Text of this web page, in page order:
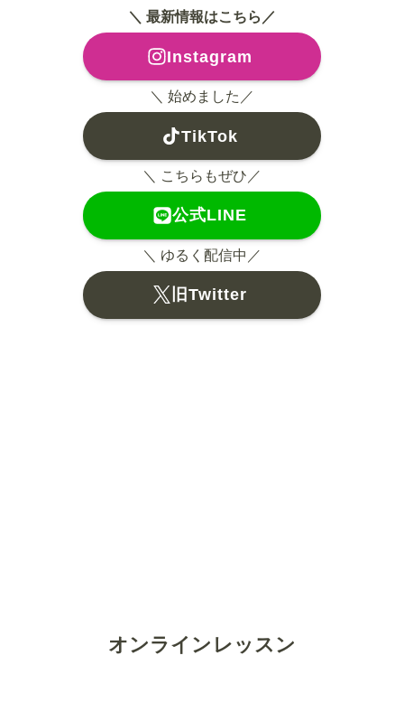
＼ 最新情報はこちら／
Instagram
＼ 始めました／
TikTok
＼ こちらもぜひ／
公式LINE
＼ ゆるく配信中／
旧Twitter
オンラインレッスン